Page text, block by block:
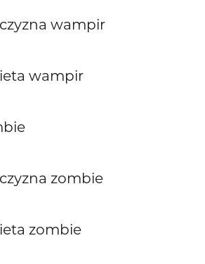
wampir
wampir
zombie
zombie